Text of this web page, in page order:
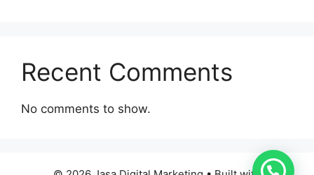
Recent Comments
No comments to show.